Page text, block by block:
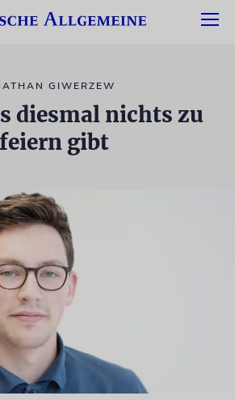
GIWERZEW
diesmal nichts zu
feiern gibt